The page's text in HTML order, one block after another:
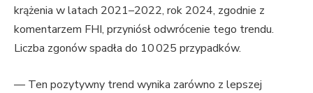
krążenia w latach 2021–2022, rok 2024, zgodnie z
komentarzem FHI, przyniósł odwrócenie tego trendu.
Liczba zgonów spadła do 10 025 przypadków.
— Ten pozytywny trend wynika zarówno z lepszej